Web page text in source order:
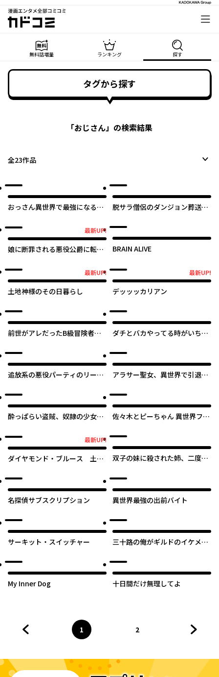
漫画エンタメ全部コミコミ
カドコミ
無料話増量 ランキング 探す
タグから探す
「おじさん」の検索結果
全23作品
おっさん異世界で最強になる
脱サラ僧侶のダンジョン葬送配
最新UP!
オリジナル
娘に断罪される悪役公爵に転生
めたのになぜか娘が『氷の令
嬢』化する件～
BRAIN ALIVE
最新UP!
土地神様のその日暮らし
最新UP!
デッッッカリアン
前世がアレだったB級冒険者の
雑用係と暮らすことになりまし
た
ダチとバカやってる時がいちば
追放系の悪役パーティのリーダ
る前に自分を追放しました。 ～
スキルを奪う『スティール』っ
て悪役過ぎるけど強すぎる～
アラサー聖女、異世界で引退王
酔っぱらい盗賊、奴隷の少女を
佐々木とピーちゃん 異世界ファ
少女もデスゲームも敵ではあり
ません ～と考えていたら、雲行
きが怪しくなってきました～
最新UP!
ダイヤモンド・ブルース 土筆
双子の妹に殺された姉、二度目
フルベットします！
名探偵サブスクリプション 異世界最強の出前バイト
サーキット・スイッチャー
三十路の俺がギルドのイケメン
My Inner Dog 十日間だけ無理してよ
ページ
1
へ
2